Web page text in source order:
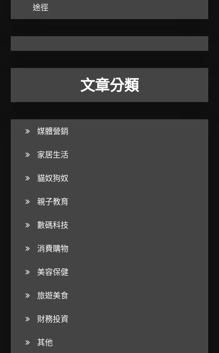
途徑
文章分類
媒體營銷
家居生活
貓奴狗奴
親子教育
數碼科技
消費購物
美容保健
旅遊美食
財務投資
其他